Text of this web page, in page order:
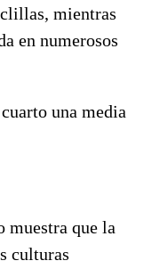
mientras
en numerosos
una media
muestra que la
culturas